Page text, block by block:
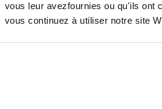
vous leur avezfournies ou qu'ils ont
vous continuez à utiliser notre site